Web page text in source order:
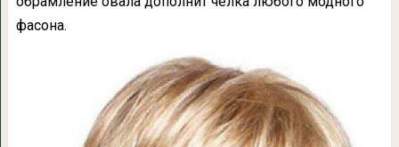
фасона.